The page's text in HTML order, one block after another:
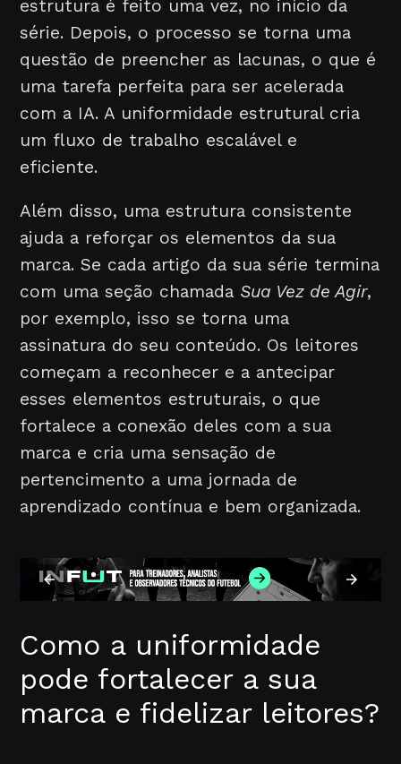
estrutura é feito uma vez, no início da
série. Depois, o processo se torna uma
questão de preencher as lacunas, o que é
uma tarefa perfeita para ser acelerada
com a IA. A uniformidade estrutural cria
um fluxo de trabalho escalável e
eficiente.
Além disso, uma estrutura consistente
ajuda a reforçar os elementos da sua
marca. Se cada artigo da sua série termina
com uma seção chamada Sua Vez de Agir,
por exemplo, isso se torna uma
assinatura do seu conteúdo. Os leitores
começam a reconhecer e a antecipar
esses elementos estruturais, o que
fortalece a conexão deles com a sua
marca e cria uma sensação de
pertencimento a uma jornada de
aprendizado contínua e bem organizada.
Como a uniformidade
pode fortalecer a sua
marca e fidelizar leitores?